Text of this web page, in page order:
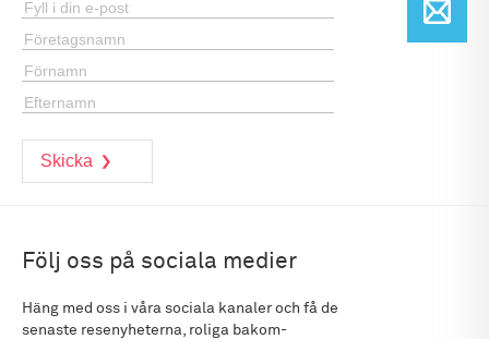
Följ oss på sociala medier
Häng med oss i våra sociala kanaler och få de
senaste resenyheterna, roliga bakom-